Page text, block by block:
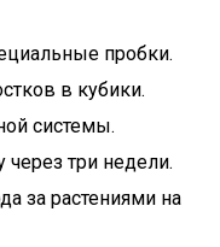
пробки.
в кубики.
системы.
через три недели.
за растениями на